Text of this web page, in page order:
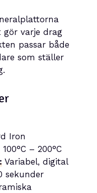
gör varje drag
passar både
som ställer
Iron
100°C – 200°C
Variabel, digital
sekunder